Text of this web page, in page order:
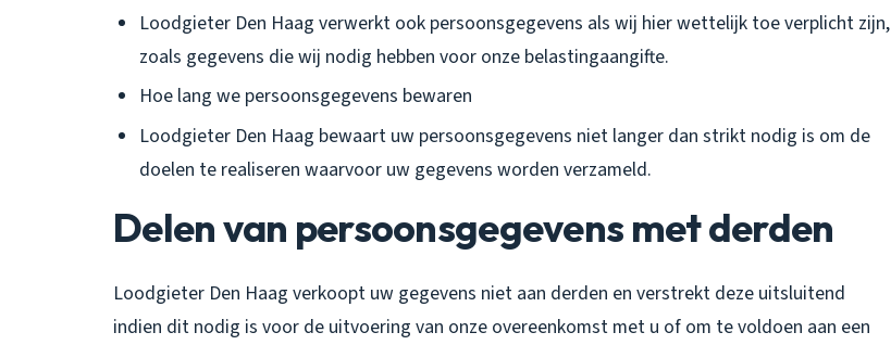
Loodgieter Den Haag verwerkt ook persoonsgegevens als wij hier wettelijk toe verplicht zijn,
zoals gegevens die wij nodig hebben voor onze belastingaangifte.
Hoe lang we persoonsgegevens bewaren
Loodgieter Den Haag bewaart uw persoonsgegevens niet langer dan strikt nodig is om de
doelen te realiseren waarvoor uw gegevens worden verzameld.
Delen van persoonsgegevens met derden
Loodgieter Den Haag verkoopt uw gegevens niet aan derden en verstrekt deze uitsluitend
indien dit nodig is voor de uitvoering van onze overeenkomst met u of om te voldoen aan een